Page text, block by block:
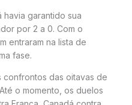
garantido sua
por 2 a 0. Com o
entraram na lista de
fase.
confrontos das oitavas de
o momento, os duelos